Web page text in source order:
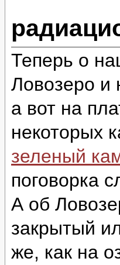
Теперь о
Ловозеро и
а вот на
некоторых
зеленый
поговорка
А об
закрытый
же, как на